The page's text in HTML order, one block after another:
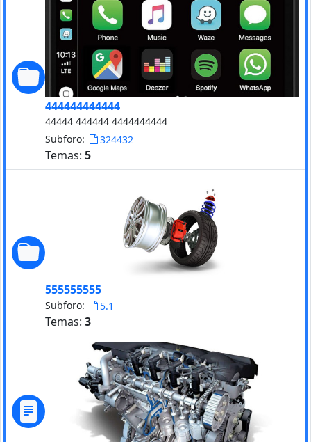
444444444444
44444 444444 4444444444
Subforo:
324432
Temas: 5
555555555
Subforo: 5.1
Temas: 3